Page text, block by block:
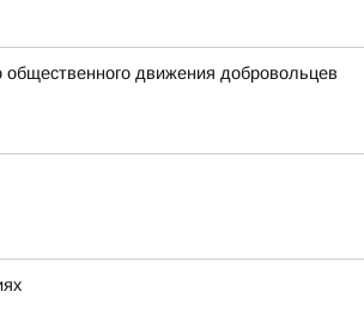
общественного движения добровольцев